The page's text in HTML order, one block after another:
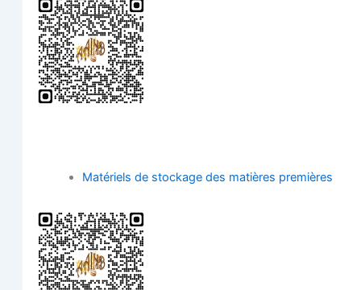
Maté­riels de sto­ckage des matières premières